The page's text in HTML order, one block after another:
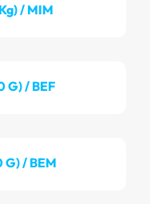
/ MIM
G) / BEF
/ BEM